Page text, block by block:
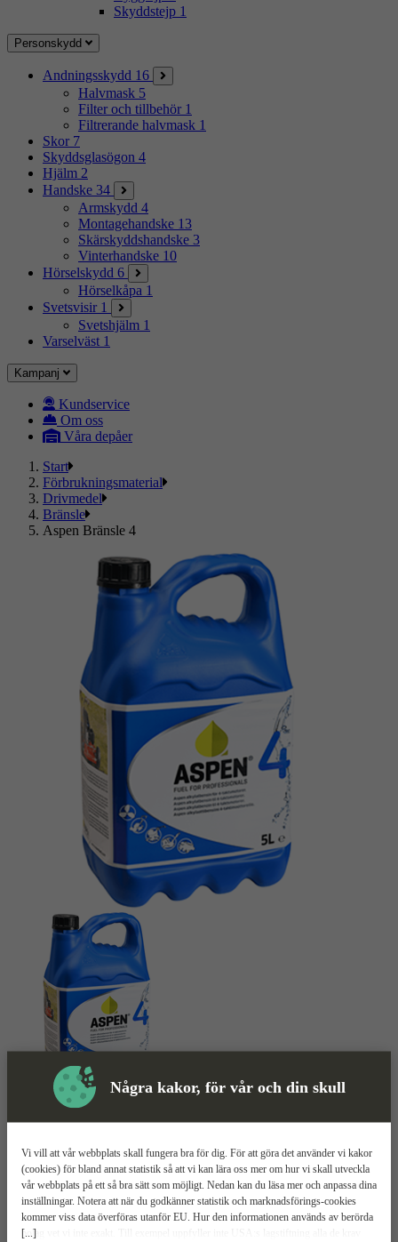
Några kakor, för vår och din skull
[...]
Vi vill att vår webbplats skall fungera bra för dig. För att göra det använder vi kakor
(cookies) för bland annat statistik så att vi kan lära oss mer om hur vi skall utveckla
vår webbplats på ett så bra sätt som möjligt. Nedan kan du läsa mer och anpassa dina
inställningar. Notera att när du godkänner statistik och marknadsförings-cookies
kommer viss data överföras utanför EU. Hur den informationen används av berörda
bolag vet vi inte exakt. Till exempel uppfyller inte USA:s lagstiftning alla de krav
Skyddstejp 1
Personskydd
Andningsskydd 16
Halvmask 5
Filter och tillbehör 1
Filtrerande halvmask 1
Skor 7
Skyddsglasögon 4
Hjälm 2
Handske 34
Armskydd 4
Montagehandske 13
Skärskyddshandske 3
Vinterhandske 10
Hörselskydd 6
Hörselkåpa 1
Svetsvisir 1
Svetshjälm 1
Varselväst 1
Kampanj
Kundservice
Om oss
Våra depåer
Start
Förbrukningsmaterial
Drivmedel
Bränsle
Aspen Bränsle 4
Skyddsutrustning
Bränsle Mer information
Aspen 4